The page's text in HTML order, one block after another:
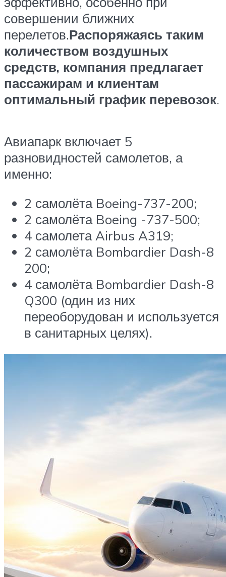
совершении ближних
перелетов.Распоряжаясь таким
количеством воздушных
средств, компания предлагает
пассажирам и клиентам
оптимальный график перевозок.
Авиапарк включает 5
разновидностей самолетов, а
именно:
2 самолёта Boeing-737-200;
2 самолёта Boeing -737-500;
4 самолета Airbus A319;
2 самолёта Bombardier Dash-8
200;
4 самолёта Bombardier Dash-8
Q300 (один из них
переоборудован и используется
в санитарных целях).